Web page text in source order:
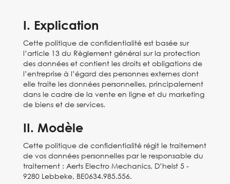
I. Explication
Cette politique de confidentialité est basée sur
l’article 13 du Règlement général sur la protection
des données et contient les droits et obligations de
l’entreprise à l’égard des personnes externes dont
elle traite les données personnelles, principalement
dans le cadre de la vente en ligne et du marketing
de biens et de services.
II. Modèle
Cette politique de confidentialité régit le traitement
de vos données personnelles par le responsable du
traitement : Aerts Electro Mechanics, D’helst 5 -
9280 Lebbeke, BE0634.985.556.